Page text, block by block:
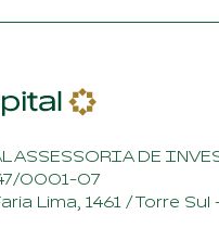
ASSESSORIA DE
0001-07
Lima, 1461 / Torre Sul